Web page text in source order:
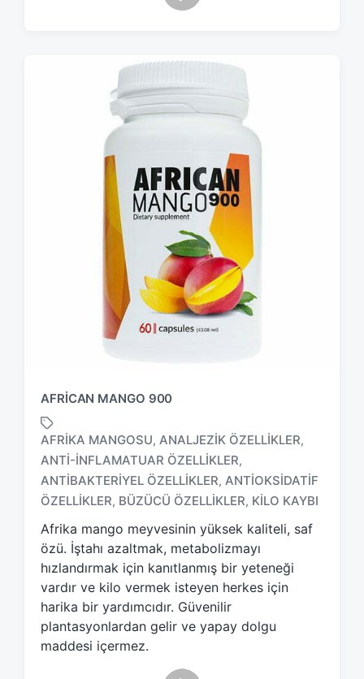
AFRICAN MANGO 900
a
g
g
d
w
i
t
h
AFRIKA MANGOSU, ANALJEZIK ÖZELLIKLER,
ANTI-INFLAMATUAR ÖZELLIKLER,
ANTIBAKTERIYEL ÖZELLIKLER, ANTIOKSIDATIF
ÖZELLIKLER, BÜZÜCÜ ÖZELLIKLER, KILO KAYBI
Afrika mango meyvesinin yüksek kaliteli, saf
özü. İştahı azaltmak, metabolizmayı
hızlandırmak için kanıtlanmış bir yeteneği
vardır ve kilo vermek isteyen herkes için
harika bir yardımcıdır. Güvenilir
plantasyonlardan gelir ve yapay dolgu
maddesi içermez.